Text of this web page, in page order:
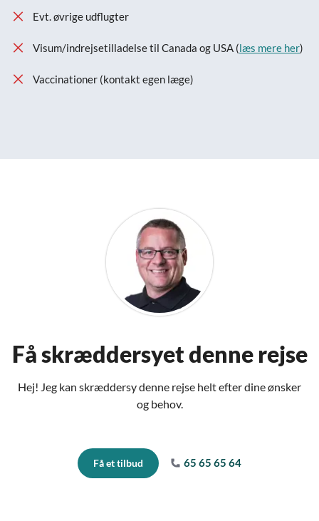
Evt. øvrige udflugter
Visum/indrejsetilladelse til Canada og USA (læs mere her)
Vaccinationer (kontakt egen læge)
Få skræddersyet denne rejse
Hej! Jeg kan skræddersy denne rejse helt efter dine ønsker
og behov.
Få et tilbud 65 65 65 64